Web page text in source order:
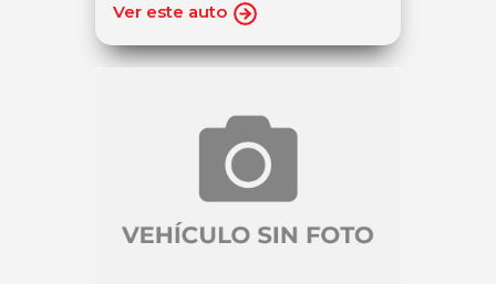
Ver este auto